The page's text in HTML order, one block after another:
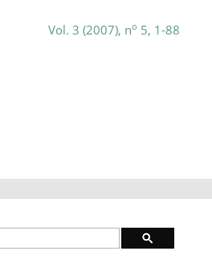
Vol. 3 (2007), no 5, 1-88